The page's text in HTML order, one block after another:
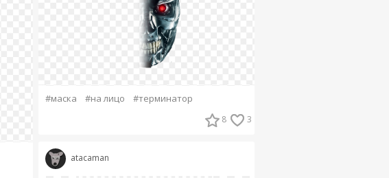
#маска #на лицо #терминатор
8 3
atacaman